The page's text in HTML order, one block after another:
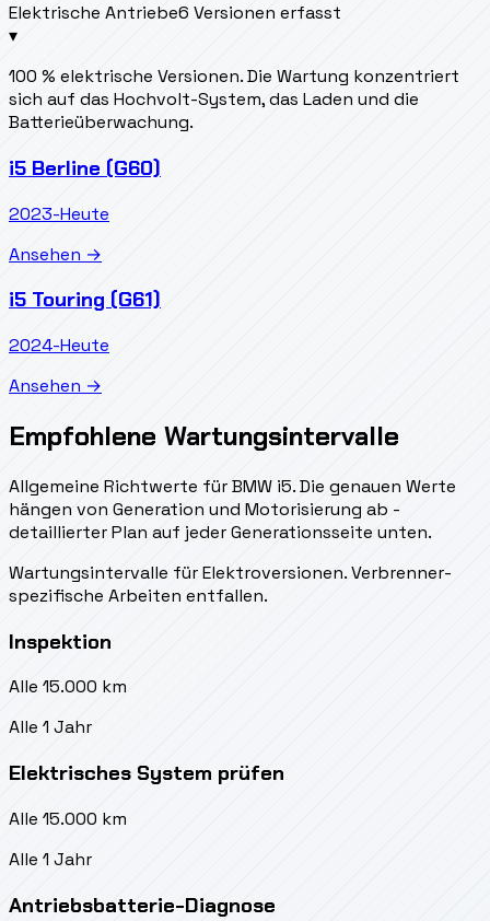
Elektrische Antriebe6 Versionen erfasst
▾
100 % elektrische Versionen. Die Wartung konzentriert
sich auf das Hochvolt-System, das Laden und die
Batterieüberwachung.
i5 Berline (G60)
2023-Heute
Ansehen →
i5 Touring (G61)
2024-Heute
Ansehen →
Empfohlene Wartungsintervalle
Allgemeine Richtwerte für BMW i5. Die genauen Werte
hängen von Generation und Motorisierung ab -
detaillierter Plan auf jeder Generationsseite unten.
Wartungsintervalle für Elektroversionen. Verbrenner-
spezifische Arbeiten entfallen.
Inspektion
Alle 15.000 km
Alle 1 Jahr
Elektrisches System prüfen
Alle 15.000 km
Alle 1 Jahr
Antriebsbatterie-Diagnose